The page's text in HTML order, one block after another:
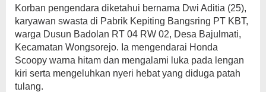
Korban pengendara diketahui bernama Dwi Aditia (25),
karyawan swasta di Pabrik Kepiting Bangsring PT KBT,
warga Dusun Badolan RT 04 RW 02, Desa Bajulmati,
Kecamatan Wongsorejo. Ia mengendarai Honda
Scoopy warna hitam dan mengalami luka pada lengan
kiri serta mengeluhkan nyeri hebat yang diduga patah
tulang.